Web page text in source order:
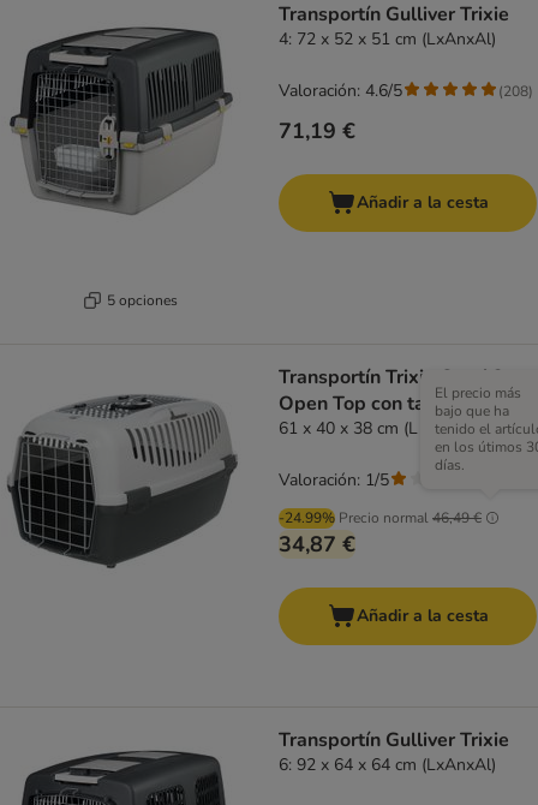
5 opciones
Transportín Gulliver Trixie
4: 72 x 52 x 51 cm (LxAnxAl)
71,19 €
Valoración: 4.6/5 (208)
Añadir a la cesta
Transportín Trixie Capri 3
Open Top con tapa superior
61 x 40 x 38 cm (L x An x Al)
-24.99% Precio normal46,49 €
El precio más
bajo que ha
tenido el
en los útimos
días.
34,87 €
Valoración: 1/5
Añadir a la cesta
Transportín Gulliver Trixie
6: 92 x 64 x 64 cm (LxAnxAl)